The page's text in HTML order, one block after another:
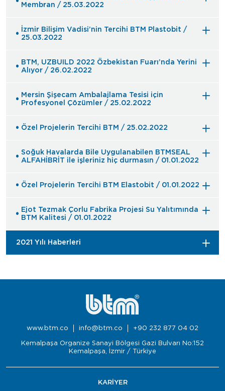
Membran / 25.03.2022
İzmir Bilişim Vadisi’nin Tercihi BTM Plastobit /
25.03.2022
BTM, UZBUILD 2022 Özbekistan Fuarı’nda Yerini
Alıyor / 26.02.2022
Mersin Şişecam Ambalajlama Tesisi için
Profesyonel Çözümler / 25.02.2022
Özel Projelerin Tercihi BTM / 25.02.2022
Soğuk Havalarda Bile Uygulanabilen BTMSEAL
ALFAHİBRİT ile işleriniz hiç durmasın / 01.01.2022
Özel Projelerin Tercihi BTM Elastobit / 01.01.2022
Ejot Tezmak Çorlu Fabrika Projesi Su Yalıtımında
BTM Kalitesi / 01.01.2022
2021 Yılı Haberleri
www.btm.co info@btm.co +90 232 877 04 02
Kemalpaşa Organize Sanayi Bölgesi Gazi Bulvarı No:152
Kemalpaşa, İzmir / Türkiye
KARİYER